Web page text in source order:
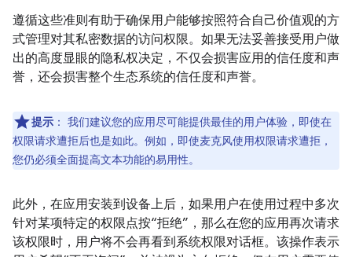
遵循这些准则有助于确保用户能够按照符合自己价值观的方
式管理对其私密数据的访问权限。如果无法妥善接受用户做
出的高度显眼的隐私权决定，不仅会损害应用的信任度和声
誉，还会损害整个生态系统的信任度和声誉。
提示 ： 我们建议您的应用尽可能提供最佳的用户体验，即使在
权限请求遭拒后也是如此。例如，即使麦克风使用权限请求遭拒，
您仍必须全面提高文本功能的易用性。
此外，在应用安装到设备上后，如果用户在使用过程中多次
针对某项特定的权限点按“拒绝”，那么在您的应用再次请求
该权限时，用户将不会再看到系统权限对话框。该操作表示